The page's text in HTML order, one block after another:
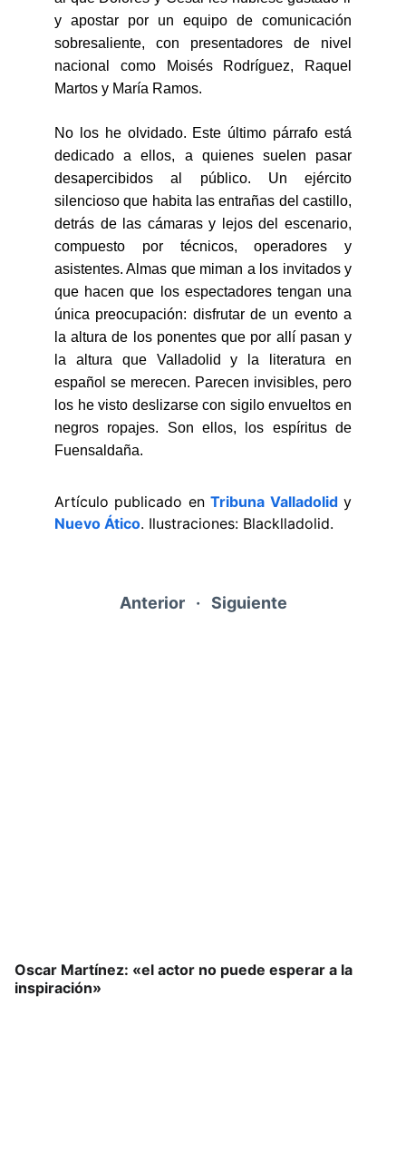
Anterior
   ·
Siguiente
y apostar por un equipo de comunicación
sobresaliente, con presentadores de nivel
nacional como Moisés Rodríguez, Raquel
Martos y María Ramos.
No los he olvidado. Este último párrafo está
dedicado a ellos, a quienes suelen pasar
desapercibidos al público. Un ejército
silencioso que habita las entrañas del castillo,
detrás de las cámaras y lejos del escenario,
compuesto por técnicos, operadores y
asistentes. Almas que miman a los invitados y
que hacen que los espectadores tengan una
única preocupación: disfrutar de un evento a
la altura de los ponentes que por allí pasan y
la altura que Valladolid y la literatura en
español se merecen. Parecen invisibles, pero
los he visto deslizarse con sigilo envueltos en
negros ropajes. Son ellos, los espíritus de
Fuensaldaña.
Artículo publicado enTribuna Valladolidy
Nuevo Ático. Ilustraciones: Blacklladolid.
Oscar Martínez: «el actor no puede esperar a la
inspiración»